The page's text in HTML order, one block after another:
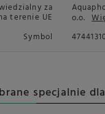
za
terenie UE
o.o.
Symbol
specjalnie